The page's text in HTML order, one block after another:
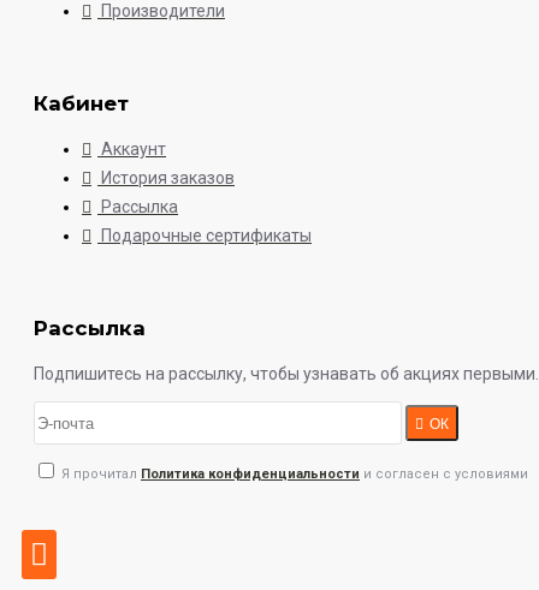
Производители
Кабинет
Аккаунт
История заказов
Рассылка
Подарочные сертификаты
Рассылка
Подпишитесь на рассылку, чтобы узнавать об акциях первыми.
ОК
Я прочитал Политика конфиденциальности и согласен с условиями